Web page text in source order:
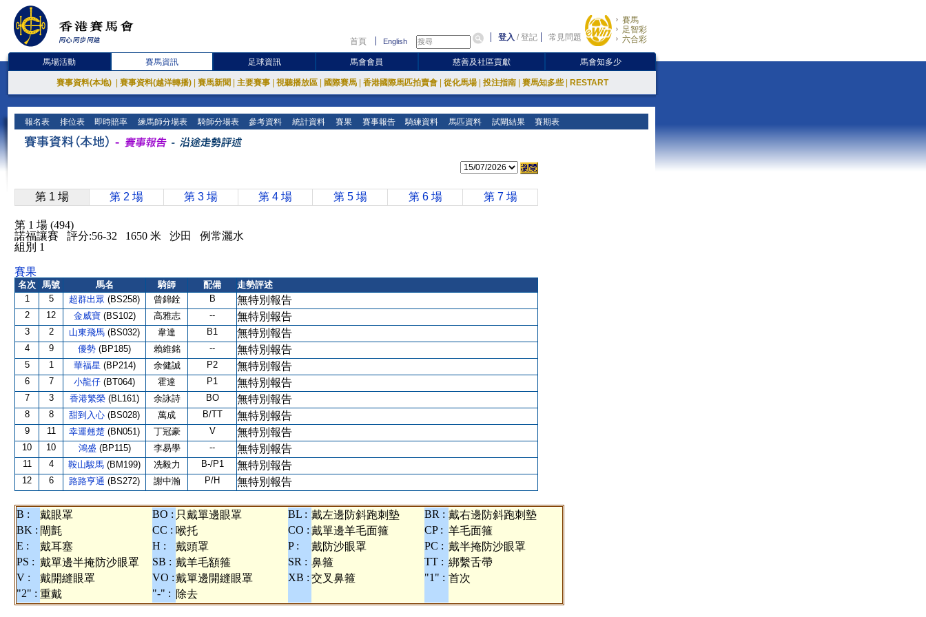
首頁 English 登入 /登記 常見問題
賽馬
足智彩
六合彩
馬場活動 賽馬資訊 足球資訊 馬會會員 慈善及社區貢獻 馬會知多少
賽事資料(本地) 賽事資料(越洋轉播) 賽馬新聞 主要賽事 視聽播放區 國際賽馬 香港國際馬匹拍賣會 從化馬場 投注指南 賽馬知多些 RESTART
報名表 排位表 即時賠率 練馬師分場表 騎師分場表 參考資料 統計資料 賽果 賽事報告 騎練資料 馬匹資料 試閘結果 賽期表
第 1 場 第 2 場 第 3 場 第 4 場 第 5 場 第 6 場 第 7 場
第 1 場 (494)
諾福讓賽 評分:56-32 1650 米 沙田 例常灑水
組別 1
賽果
名次 馬號 馬名 騎師 配備
走勢評述
1
5 超群出眾 (BS258) 曾錦銓 B 無特別報告
2 12 金威寶 (BS102) 高雅志 -- 無特別報告
3 2 山東飛馬 (BS032) 韋達 B1 無特別報告
4 9 優勢 (BP185) 賴維銘 -- 無特別報告
5 1 華福星 (BP214) 余健誠 P2 無特別報告
6 7 小龍仔 (BT064) 霍達 P1 無特別報告
7 3 香港繁榮 (BL161) 余詠詩 BO 無特別報告
8 8 甜到入心 (BS028) 萬成 B/TT 無特別報告
9 11 幸運翹楚 (BN051) 丁冠豪 V 無特別報告
10 10 鴻盛 (BP115) 李易學 -- 無特別報告
11 4 鞍山駿馬 (BM199) 冼毅力 B-/P1 無特別報告
12 6 路路亨通 (BS272) 謝中瀚 P/H 無特別報告
B : 戴眼罩 BO : 只戴單邊眼罩 BL : 戴左邊防斜跑刺墊 BR : 戴右邊防斜跑刺墊
BK : 閘氈 CC : 喉托 CO : 戴單邊羊毛面箍 CP : 羊毛面箍
E :
戴耳塞 H : 戴頭罩 P : 戴防沙眼罩 PC : 戴半掩防沙眼罩
PS : 戴單邊半掩防沙眼罩 SB : 戴羊毛額箍 SR : 鼻箍 TT : 綁繫舌帶
V :
戴開縫眼罩 VO :戴單邊開縫眼罩 XB : 交叉鼻箍 "1" : 首次
"2" : 重戴 "-" : 除去